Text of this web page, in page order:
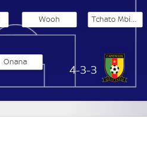
Kamerun
4-3-3
Onana
Wooh